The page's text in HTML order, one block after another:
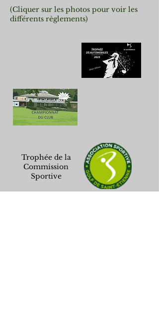
(Cliquer sur les photos pour voir les
différents règlements)
Trophée de la
Commission
Sportive